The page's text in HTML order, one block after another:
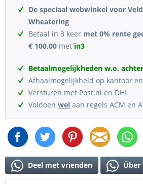
De speciaal webwinkel voor
Wheatering
Betaal in 3 keer met 0% rente
€ 100,00 met in3
Betaalmogelijkheden w.o.
Afhaalmogelijkheid op kantoor
Versturen met Post.nl en DHL
Voldoen wel aan regels ACM en
Deel met vrienden Über